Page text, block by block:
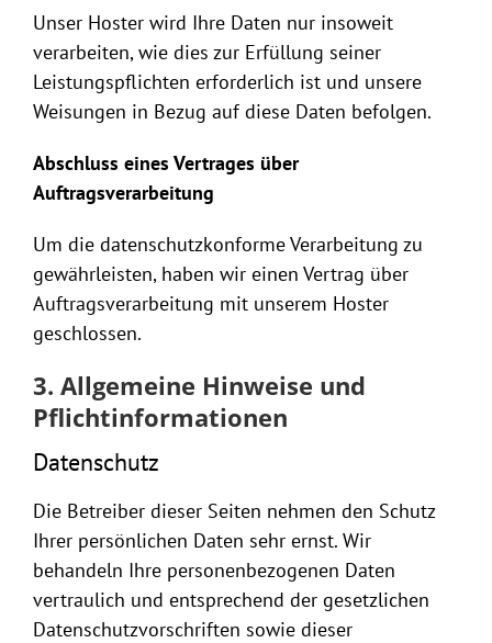
Unser Hoster wird Ihre Daten nur insoweit
verarbeiten, wie dies zur Erfüllung seiner
Leistungspflichten erforderlich ist und unsere
Weisungen in Bezug auf diese Daten befolgen.
Abschluss eines Vertrages über
Auftragsverarbeitung
Um die datenschutzkonforme Verarbeitung zu
gewährleisten, haben wir einen Vertrag über
Auftragsverarbeitung mit unserem Hoster
geschlossen.
3. Allgemeine Hinweise und
Pflichtinformationen
Datenschutz
Die Betreiber dieser Seiten nehmen den Schutz
Ihrer persönlichen Daten sehr ernst. Wir
behandeln Ihre personenbezogenen Daten
vertraulich und entsprechend der gesetzlichen
Datenschutzvorschriften sowie dieser